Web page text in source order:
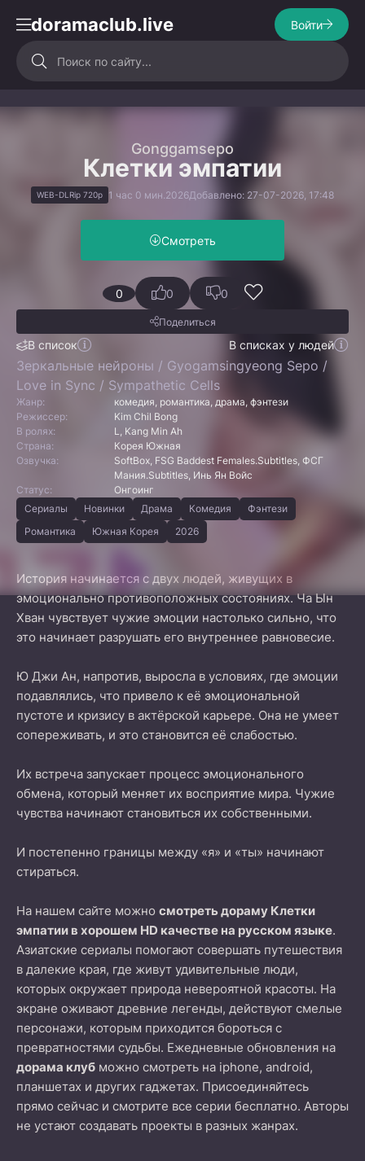
doramaclub.live Войти
Gonggamsepo
Клетки эмпатии
WEB-DLRip 720p 1 час 0 мин. 2026Добавлено: 27-07-2026, 17:48
Смотреть
0
В список В списках у людей
0 0
Поделиться
Зеркальные нейроны / Gyogamsingyeong Sepo /
Love in Sync / Sympathetic Cells
Жанр:
комедия, романтика, драма, фэнтези
Режиссер:
Kim Chil Bong
В ролях:
L, Kang Min Ah
Страна:
Корея Южная
Озвучка:
SoftBox, FSG Baddest Females.Subtitles, ФСГ
Мания.Subtitles, Инь Ян Войс
Статус:
Онгоинг
Сериалы
Новинки Драма Комедия
Фэнтези
Романтика
Южная Корея 2026
История начинается с двух людей, живущих в
эмоционально противоположных состояниях. Ча Ын
Хван чувствует чужие эмоции настолько сильно, что
это начинает разрушать его внутреннее равновесие.
Ю Джи Ан, напротив, выросла в условиях, где эмоции
подавлялись, что привело к её эмоциональной
пустоте и кризису в актёрской карьере. Она не умеет
сопереживать, и это становится её слабостью.
Их встреча запускает процесс эмоционального
обмена, который меняет их восприятие мира. Чужие
чувства начинают становиться их собственными.
И постепенно границы между «я» и «ты» начинают
стираться.
На нашем сайте можно смотреть дораму Клетки
эмпатии в хорошем HD качестве на русском языке.
Азиатские сериалы помогают совершать путешествия
в далекие края, где живут удивительные люди,
которых окружает природа невероятной красоты. На
экране оживают древние легенды, действуют смелые
персонажи, которым приходится бороться с
превратностями судьбы. Ежедневные обновления на
дорама клуб можно смотреть на iphone, android,
планшетах и других гаджетах. Присоединяйтесь
прямо сейчас и смотрите все серии бесплатно. Авторы
не устают создавать проекты в разных жанрах.